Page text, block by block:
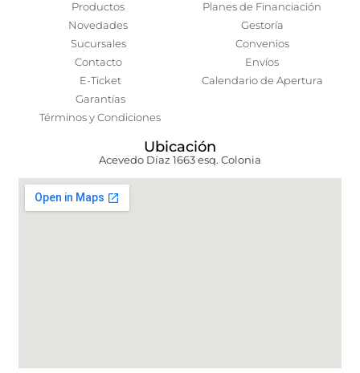
Productos
Novedades
Sucursales
Contacto
E-Ticket
Garantías
Términos y Condiciones
Planes de Financiación
Gestoría
Convenios
Envíos
Calendario de Apertura
Ubicación
Acevedo Díaz 1663 esq. Colonia